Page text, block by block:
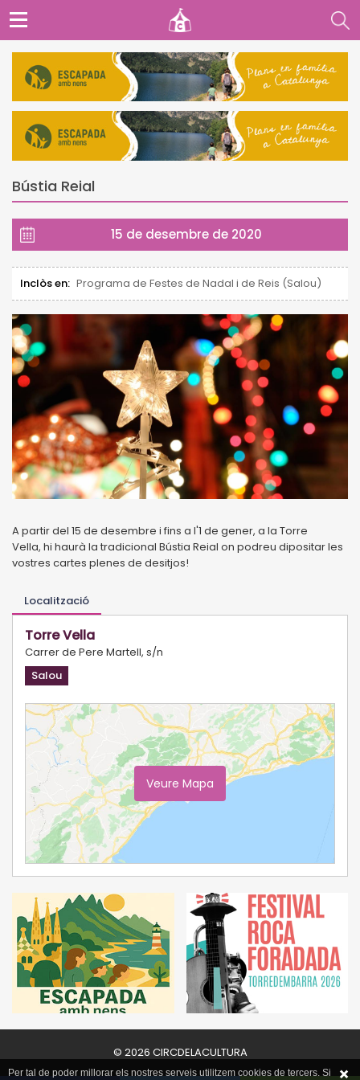
Bústia Reial
15 de desembre de 2020
Inclòs en: Programa de Festes de Nadal i de Reis (Salou)
A partir del 15 de desembre i fins a l'1 de gener, a la Torre
Vella, hi haurà la tradicional Bústia Reial on podreu dipositar les
vostres cartes plenes de desitjos!
Localització
Torre Vella
Carrer de Pere Martell, s/n
Salou
Veure Mapa
© 2026 CIRCDELACULTURA
Per tal de poder millorar els nostres serveis utilitzem cookies de tercers. Si